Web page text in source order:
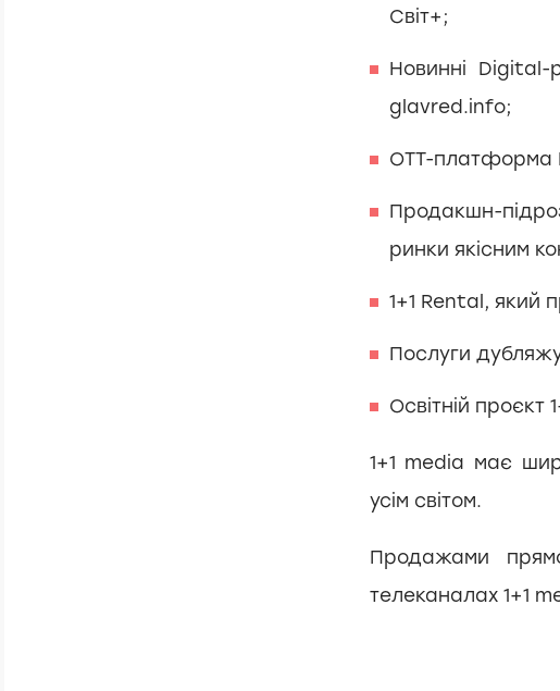
Світ+;
Новинні
glavred.info;
OTT-платформа
Продакшн-
ринки якісним
1+1 Rental, який
Послуги
Освітній проєкт
1+1 media має
усім світом.
Продажами
телеканалах 1+1